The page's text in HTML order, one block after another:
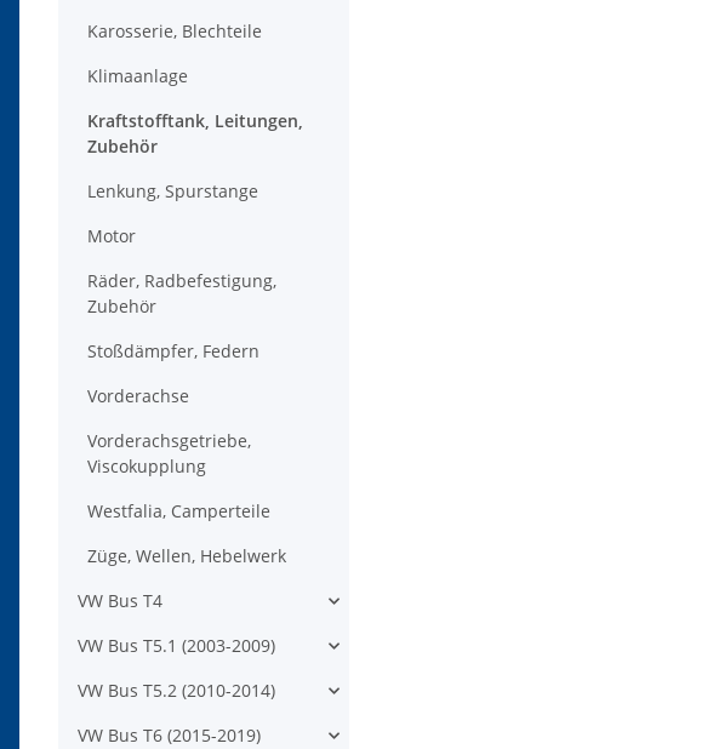
Karosserie, Blechteile
Klimaanlage
Kraftstofftank, Leitungen,
Zubehör
Lenkung, Spurstange
Motor
Räder, Radbefestigung,
Zubehör
Stoßdämpfer, Federn
Vorderachse
Vorderachsgetriebe,
Viscokupplung
Westfalia, Camperteile
Züge, Wellen, Hebelwerk
VW Bus T4
VW Bus T5.1 (2003-2009)
VW Bus T5.2 (2010-2014)
VW Bus T6 (2015-2019)